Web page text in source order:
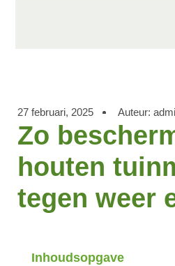
27 februari, 2025 Auteur:
Zo
houten
tegen weer
Inhoudsopgave